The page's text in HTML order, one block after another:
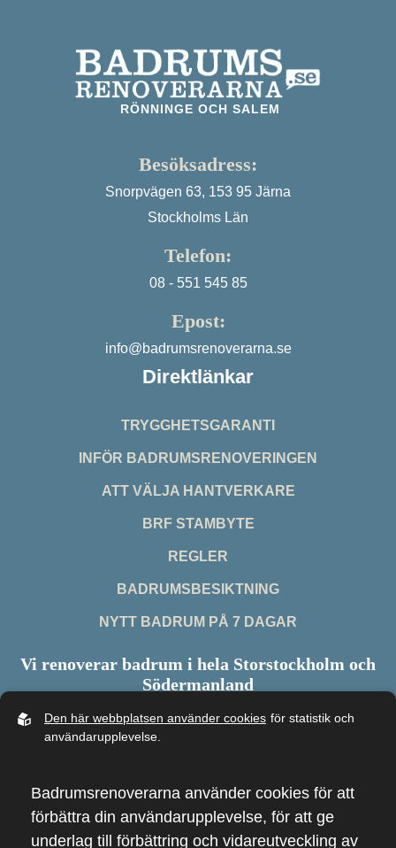
RÖNNINGE OCH SALEM
Besöksadress:
Snorpvägen 63, 153 95 Järna
Stockholms Län
Telefon:
08 - 551 545 85
Epost:
info@badrumsrenoverarna.se
Direktlänkar
TRYGGHETSGARANTI
INFÖR BADRUMSRENOVERINGEN
ATT VÄLJA HANTVERKARE
BRF STAMBYTE
REGLER
BADRUMSBESIKTNING
NYTT BADRUM PÅ 7 DAGAR
Vi renoverar badrum i hela Storstockholm och
Södermanland
Webb avSphinxlyCMS:Easyweb
Den här webbplatsen använder cookies för statistik och
användarupplevelse.
Badrumsrenoverarna använder cookies för att
förbättra din användarupplevelse, för att ge
underlag till förbättring och vidareutveckling av